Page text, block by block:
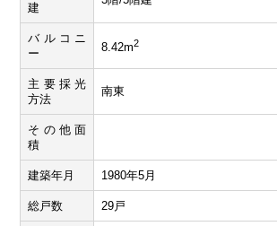
建
バルコニ
ー
8.42m2
主要採光
方法
南東
その他面
積
建築年月 1980年5月
総戸数 29戸